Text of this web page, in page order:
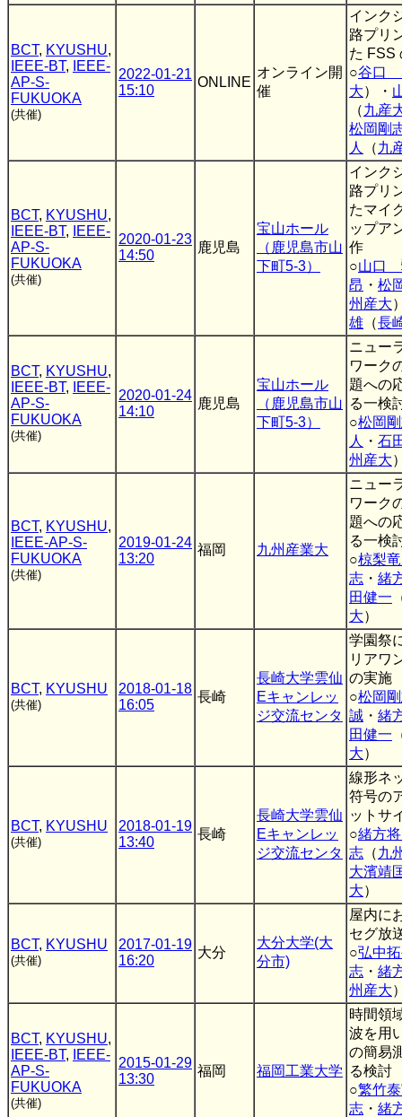
BCT, KYUSHU,
IEEE-BT,
IEEE-
AP-S-
FUKUOKA
(共催)
2022-01-21
15:10
ONLINE
オンライン開
催
インク
路プリ
た FSS
○谷口
大）・
（九産
松岡剛
人
（九
BCT, KYUSHU,
IEEE-BT,
IEEE-
AP-S-
FUKUOKA
(共催)
2020-01-23
14:50
鹿児島
宝山ホール
（鹿児島市山
下町5-3）
インク
路プリ
たマイ
ップア
作
○山口
昂 ・ 松
州産大
雄 （長
BCT, KYUSHU,
IEEE-BT,
IEEE-
AP-S-
FUKUOKA
(共催)
2020-01-24
14:10
鹿児島
宝山ホール
（鹿児島市山
下町5-3）
ニュー
ワーク
題への
る一検
○松岡
人
・ 石
州産大
BCT, KYUSHU,
IEEE-AP-S-
FUKUOKA
(共催)
2019-01-24
13:20
福岡 九州産業大
ニュー
ワーク
題への
る一検
○椋梨
志 ・ 緒
田健一
大）
BCT, KYUSHU
(共催)
2018-01-18
16:05
長崎
長崎大学雲仙
Eキャンレッ
ジ交流センタ
学園祭
リアワ
の実施
○松岡
誠 ・ 緒
田健一
大）
BCT, KYUSHU
(共催)
2018-01-19
13:40
長崎
長崎大学雲仙
Eキャンレッ
ジ交流センタ
線形ネ
符号の
ットサ
○緒方
志 （九
大濱靖
大）
BCT, KYUSHU
(共催)
2017-01-19
16:20
大分
大分大学(大
分市)
屋内に
セグ放
○弘中
志 ・ 緒
州産大
BCT, KYUSHU,
IEEE-BT,
IEEE-
AP-S-
FUKUOKA
(共催)
2015-01-29
13:30
福岡 福岡工業大学
時間領
波を用
の簡易
る検討
○繁竹
志 ・ 緒